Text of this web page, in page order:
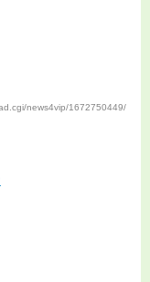
news4vip/1672750449/